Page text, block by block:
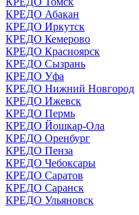
КРЕДО Абакан
КРЕДО Иркутск
КРЕДО Кемерово
КРЕДО Красноярск
КРЕДО Сызрань
КРЕДО Уфа
КРЕДО Нижний Новгород
КРЕДО Ижевск
КРЕДО Пермь
КРЕДО Йошкар-Ола
КРЕДО Оренбург
КРЕДО Пенза
КРЕДО Чебоксары
КРЕДО Саратов
КРЕДО Саранск
КРЕДО Ульяновск